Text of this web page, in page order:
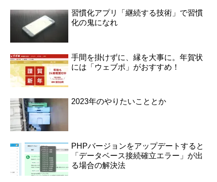
習慣化アプリ「継続する技術」で習慣
化の鬼になれ
手間を掛けずに、縁を大事に。年賀状
には「ウェブポ」がおすすめ！
2023年のやりたいこととか
PHPバージョンをアップデートすると
「データベース接続確立エラー」が出
る場合の解決法